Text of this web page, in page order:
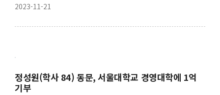
2023-11-21
정성원(학사 84) 동문, 서울대학교 경영대학에 1억
기부